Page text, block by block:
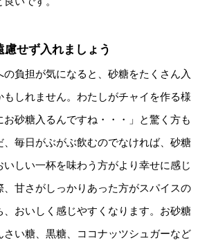
慮せず入れましょう
の負担が気になると、砂糖をたくさん入
しれません。わたしがチャイを作る様
砂糖入るんですね・・・」と驚く方も
、毎日がぶがぶ飲むのでなければ、砂糖
いしい一杯を味わう方がより幸せに感じ
、甘さがしっかりあった方がスパイスの
おいしく感じやすくなります。お砂糖
さい糖、黒糖、ココナッツシュガーなど